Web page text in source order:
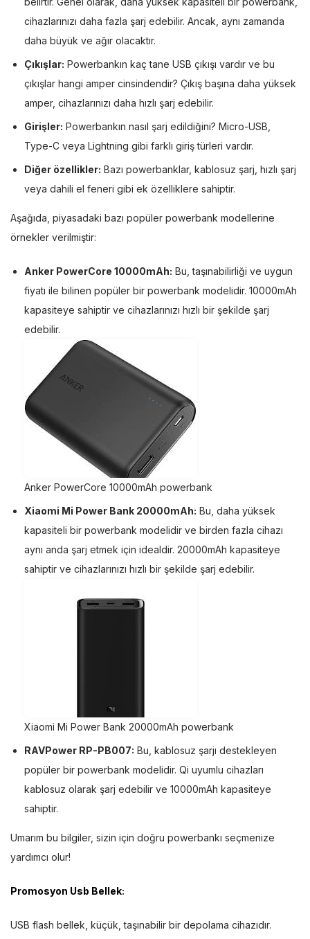
cihazlarınızı daha fazla şarj edebilir. Ancak, aynı zamanda
daha büyük ve ağır olacaktır.
Çıkışlar: Powerbankın kaç tane USB çıkışı vardır ve bu
çıkışlar hangi amper cinsindendir? Çıkış başına daha yüksek
amper, cihazlarınızı daha hızlı şarj edebilir.
Girişler: Powerbankın nasıl şarj edildiğini? Micro-USB,
Type-C veya Lightning gibi farklı giriş türleri vardır.
Diğer özellikler: Bazı powerbanklar, kablosuz şarj, hızlı şarj
veya dahili el feneri gibi ek özelliklere sahiptir.
Aşağıda, piyasadaki bazı popüler powerbank modellerine
örnekler verilmiştir:
Anker PowerCore 10000mAh: Bu, taşınabilirliği ve uygun
fiyatı ile bilinen popüler bir powerbank modelidir. 10000mAh
kapasiteye sahiptir ve cihazlarınızı hızlı bir şekilde şarj
edebilir.
Anker PowerCore 10000mAh powerbank
Xiaomi Mi Power Bank 20000mAh: Bu, daha yüksek
kapasiteli bir powerbank modelidir ve birden fazla cihazı
aynı anda şarj etmek için idealdir. 20000mAh kapasiteye
sahiptir ve cihazlarınızı hızlı bir şekilde şarj edebilir.
Xiaomi Mi Power Bank 20000mAh powerbank
RAVPower RP-PB007: Bu, kablosuz şarjı destekleyen
popüler bir powerbank modelidir. Qi uyumlu cihazları
kablosuz olarak şarj edebilir ve 10000mAh kapasiteye
sahiptir.
Umarım bu bilgiler, sizin için doğru powerbankı seçmenize
yardımcı olur!
Promosyon Usb Bellek:
USB flash bellek, küçük, taşınabilir bir depolama cihazıdır.